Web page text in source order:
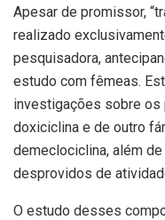
Apesar de promissor,
realizado
pesquisadora,
estudo com fêmeas.
investigações sobre os
doxiciclina e de outro
demeclociclina, além
desprovidos de
O estudo desses